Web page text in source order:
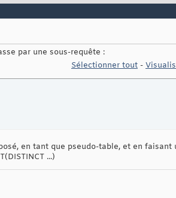
par une sous-requête :
Sélectionner tout -
en tant que pseudo-table, et en faisant
...)